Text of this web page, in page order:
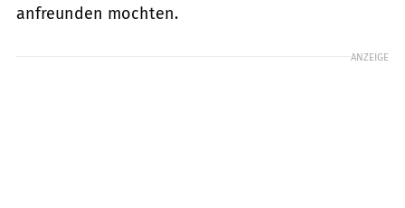
anfreunden mochten.
ANZEIGE